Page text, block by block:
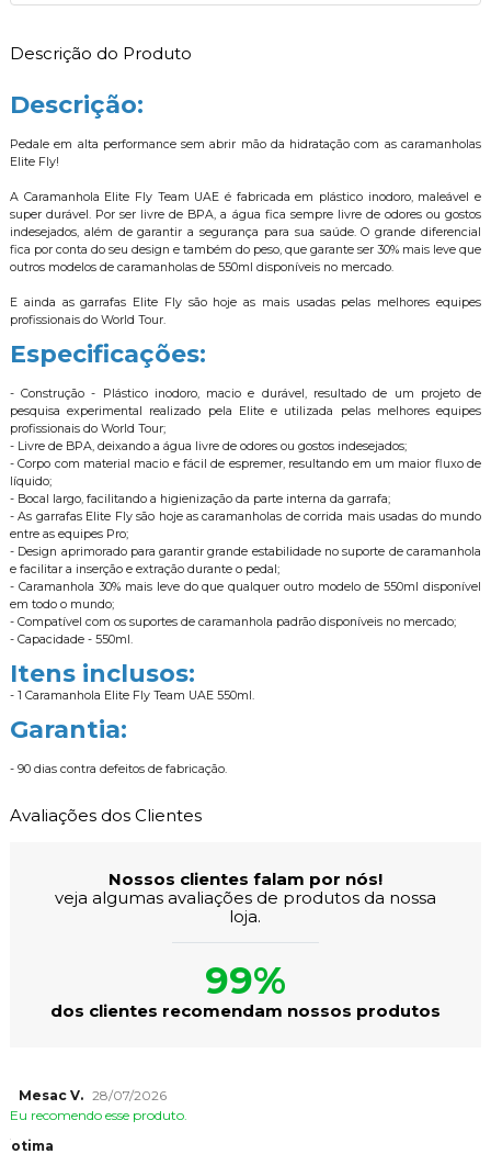
Descrição do Produto
Descrição:
Pedale em alta performance sem abrir mão da hidratação com as caramanholas
Elite Fly!
A Caramanhola Elite Fly Team UAE é fabricada em plástico inodoro, maleável e
super durável. Por ser livre de BPA, a água fica sempre livre de odores ou gostos
indesejados, além de garantir a segurança para sua saúde. O grande diferencial
fica por conta do seu design e também do peso, que garante ser 30% mais leve que
outros modelos de caramanholas de 550ml disponíveis no mercado.
E ainda as garrafas Elite Fly são hoje as mais usadas pelas melhores equipes
profissionais do World Tour.
Especificações:
- Construção - Plástico inodoro, macio e durável, resultado de um projeto de
pesquisa experimental realizado pela Elite e utilizada pelas melhores equipes
profissionais do World Tour;
- Livre de BPA, deixando a água livre de odores ou gostos indesejados;
- Corpo com material macio e fácil de espremer, resultando em um maior fluxo de
líquido;
- Bocal largo, facilitando a higienização da parte interna da garrafa;
- As garrafas Elite Fly são hoje as caramanholas de corrida mais usadas do mundo
entre as equipes Pro;
- Design aprimorado para garantir grande estabilidade no suporte de caramanhola
e facilitar a inserção e extração durante o pedal;
- Caramanhola 30% mais leve do que qualquer outro modelo de 550ml disponível
em todo o mundo;
- Compatível com os suportes de caramanhola padrão disponíveis no mercado;
- Capacidade - 550ml.
Itens inclusos:
- 1 Caramanhola Elite Fly Team UAE 550ml.
Garantia:
- 90 dias contra defeitos de fabricação.
Avaliações dos Clientes
Nossos clientes falam por nós!
veja algumas avaliações de produtos da nossa
loja.
99%
dos clientes recomendam nossos produtos
Mesac V. 28/07/2026
Eu recomendo esse produto.
otima